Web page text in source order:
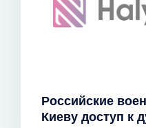
Российские
Киеву доступ к